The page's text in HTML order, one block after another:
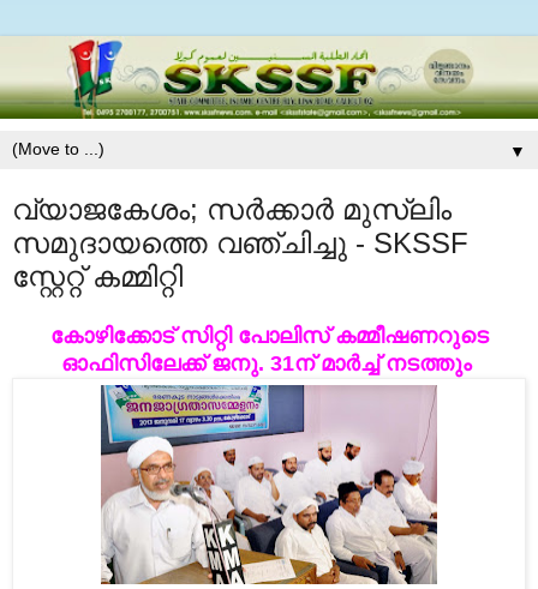
▼
വ്യാജകേശം; സര്‍ക്കാര്‍ മുസ്‌ലിം
സമുദായത്തെ വഞ്ചിച്ചു - SKSSF
സ്റ്റേറ്റ് കമ്മിറ്റി
കോഴിക്കോട്‌ സിറ്റി പോലിസ്‌ കമ്മീഷണറുടെ
ഓഫിസിലേക്ക്‌ജനു. 31ന്മാര്‍ച്ച്‌ നടത്തും